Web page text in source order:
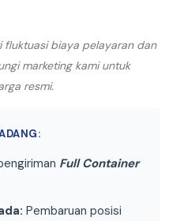
fluktuasi biaya pelayaran dan
marketing kami untuk
resmi.
Full Container
Pembaruan posisi